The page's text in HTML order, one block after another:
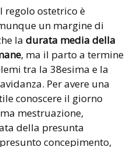
regolo ostetrico è
un margine di
la durata media della
, ma il parto a termine
tra la 38esima e la
Per avere una
conoscere il giorno
mestruazione,
della presunta
concepimento,